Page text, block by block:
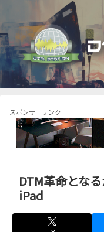
スポンサーリンク
DTM革命とな
iPad